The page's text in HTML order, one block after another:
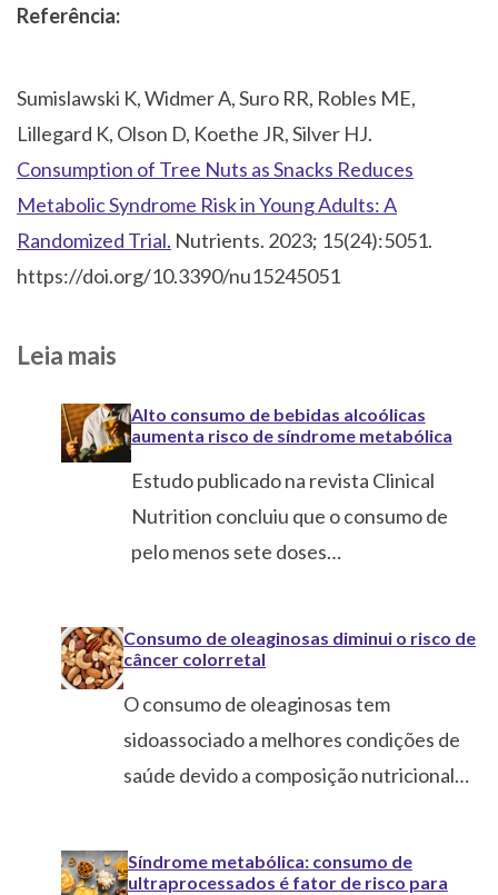
Referência:
Sumislawski K, Widmer A, Suro RR, Robles ME,
Lillegard K, Olson D, Koethe JR, Silver HJ.
Consumption of Tree Nuts as Snacks Reduces
Metabolic Syndrome Risk in Young Adults: A
Randomized Trial. Nutrients. 2023; 15(24):5051.
https://doi.org/10.3390/nu15245051
Leia mais
Alto consumo de bebidas alcoólicas
aumenta risco de síndrome metabólica
Estudo publicado na revista Clinical
Nutrition concluiu que o consumo de
pelo menos sete doses…
Consumo de oleaginosas diminui o risco de
câncer colorretal
O consumo de oleaginosas tem
sidoassociado a melhores condições de
saúde devido a composição nutricional…
Síndrome metabólica: consumo de
ultraprocessados é fator de risco para